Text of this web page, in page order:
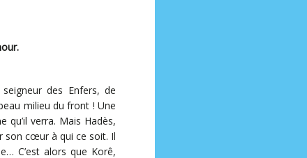
des Enfers, de
milieu du front ! Une
qu’il verra. Mais Hadès,
son cœur à qui ce soit. Il
C’est alors que Korê,